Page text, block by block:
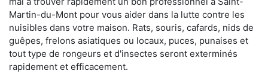
Martin-du-Mont pour vous aider dans la lutte contre les
nuisibles dans votre maison. Rats, souris, cafards, nids de
guêpes, frelons asiatiques ou locaux, puces, punaises et
tout type de rongeurs et d'insectes seront exterminés
rapidement et efficacement.